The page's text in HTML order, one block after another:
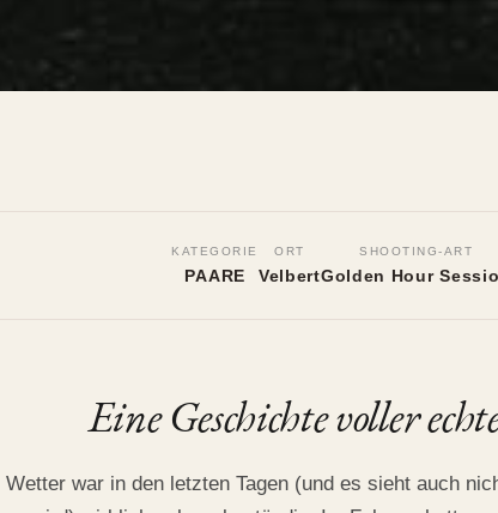
Lukas
KATEGORIE
PAARE
ORT
Velbert
SHOOTING-ART
Golden Hour
Eine Geschichte voller
Wetter war in den letzten Tagen (und es sieht auch